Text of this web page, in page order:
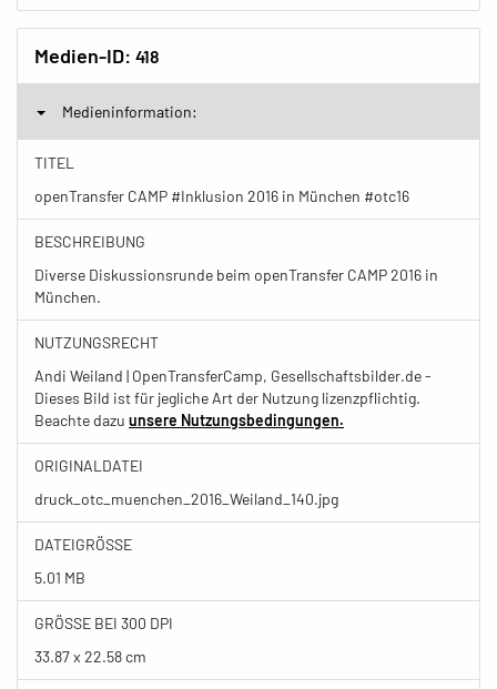
Medien-ID: 418
Medieninformation:
TITEL
openTransfer CAMP #Inklusion 2016 in München #otc16
BESCHREIBUNG
Diverse Diskussionsrunde beim openTransfer CAMP 2016 in
München.
NUTZUNGSRECHT
Andi Weiland | OpenTransferCamp, Gesellschaftsbilder.de -
Dieses Bild ist für jegliche Art der Nutzung lizenzpflichtig.
Beachte dazu unsere Nutzungsbedingungen.
ORIGINALDATEI
druck_otc_muenchen_2016_Weiland_140.jpg
DATEIGRÖSSE
5.01 MB
GRÖSSE BEI 300 DPI
33.87 x 22.58 cm